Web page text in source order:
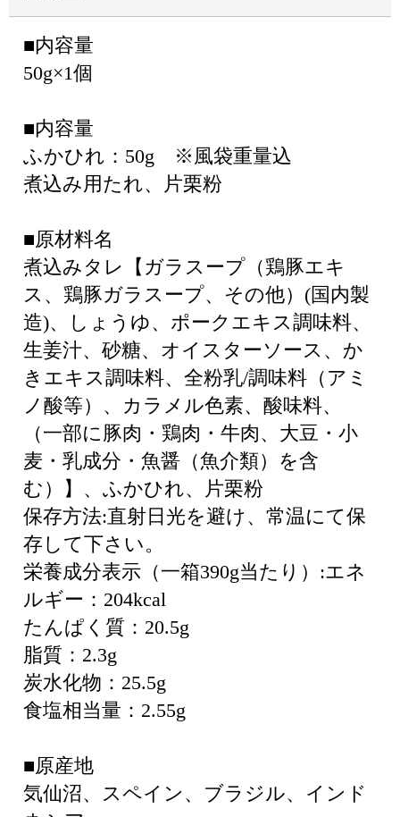
■内容量
50g×1個
■内容量
ふかひれ：50g ※風袋重量込
煮込み用たれ、片栗粉
■原材料名
煮込みタレ【ガラスープ（鶏豚エキ
ス、鶏豚ガラスープ、その他）(国内製
造)、しょうゆ、ポークエキス調味料、
生姜汁、砂糖、オイスターソース、か
きエキス調味料、全粉乳/調味料（アミ
ノ酸等）、カラメル色素、酸味料、
（一部に豚肉・鶏肉・牛肉、大豆・小
麦・乳成分・魚醤（魚介類）を含
む）】、ふかひれ、片栗粉
保存方法:直射日光を避け、常温にて保
存して下さい。
栄養成分表示（一箱390g当たり）:エネ
ルギー：204kcal
たんぱく質：20.5g
脂質：2.3g
炭水化物：25.5g
食塩相当量：2.55g
■原産地
気仙沼、スペイン、ブラジル、インド